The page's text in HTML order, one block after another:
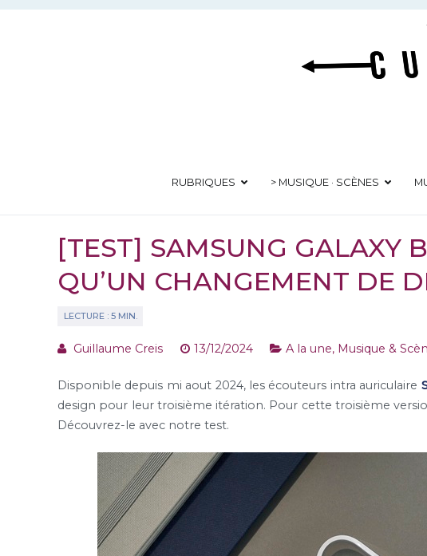
Aller
RUBRIQUES > MUSIQUE · SCÈNES
[TEST] SAMSUNG GALAXY
QU’UN CHANGEMENT DE
Guillaume Creis 13/12/2024 A la une, Musique &
Disponible depuis mi aout 2024, les écouteurs intra auriculaire
design pour leur troisième itération. Pour cette troisième
Découvrez-le avec notre test.